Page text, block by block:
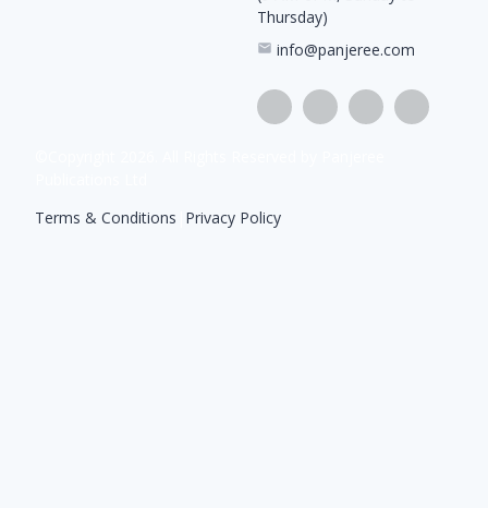
Thursday)
info@panjeree.com
Terms & Conditions Privacy Policy